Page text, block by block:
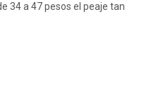
34 a 47 pesos el peaje tan